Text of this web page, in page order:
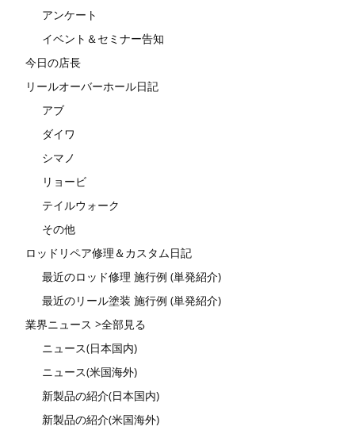
アンケート
イベント＆セミナー告知
今日の店長
リールオーバーホール日記
アブ
ダイワ
シマノ
リョービ
テイルウォーク
その他
ロッドリペア修理＆カスタム日記
最近のロッド修理 施行例 (単発紹介)
最近のリール塗装 施行例 (単発紹介)
業界ニュース >全部見る
ニュース(日本国内)
ニュース(米国海外)
新製品の紹介(日本国内)
新製品の紹介(米国海外)